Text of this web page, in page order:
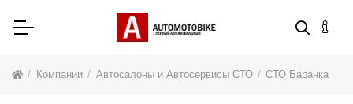
Компании Автосалоны и Автосервисы СТО СТО Баранка